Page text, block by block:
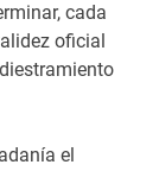
cada
oficial
el